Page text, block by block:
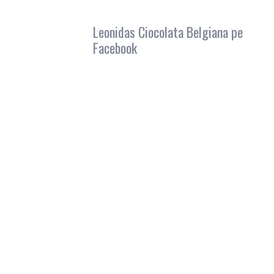
Leonidas Ciocolata Belgiana pe
Facebook